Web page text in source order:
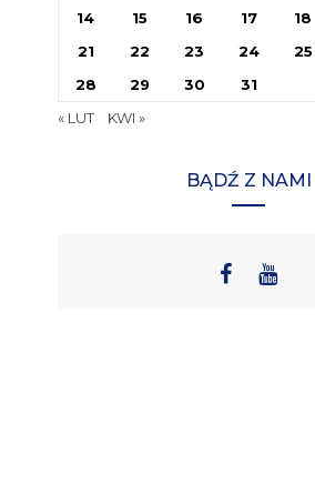
14
15 16 17 18
21
22 23 24 25
28
29 30
31
« LUT
KWI »
BĄDŹ Z NAMI